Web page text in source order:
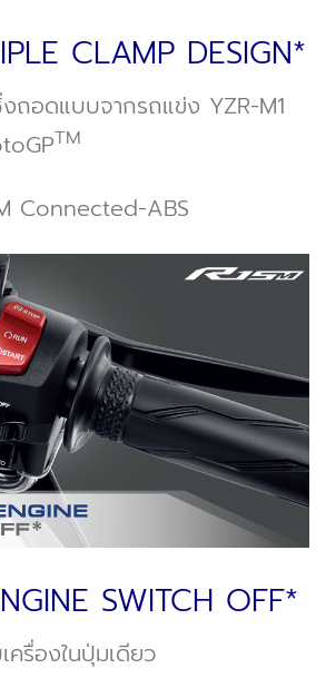
CLAMP DESIGN*
ถอดแบบจากรถแข่ง YZR-M1
TM
Connected-ABS
SWITCH OFF*
ครื่องในปุ่มเดียว